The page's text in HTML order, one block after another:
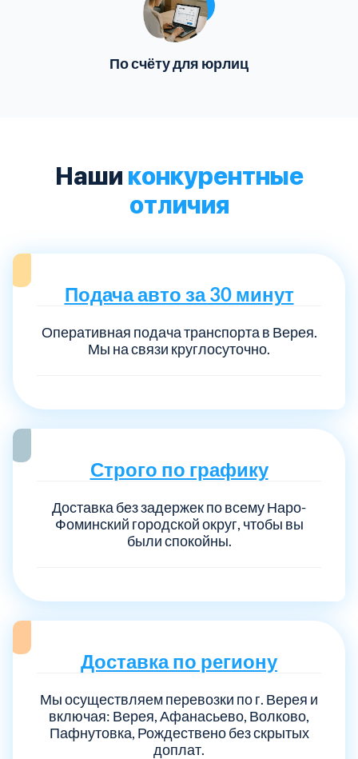
По счёту для юрлиц
Наши конкурентные
отличия
Подача авто за 30 минут
Оперативная подача транспорта в Верея.
Мы на связи круглосуточно.
Строго по графику
Доставка без задержек по всему Наро-
Фоминский городской округ, чтобы вы
были спокойны.
Доставка по региону
Мы осуществляем перевозки по г. Верея и
включая: Верея, Афанасьево, Волково,
Пафнутовка, Рождествено без скрытых
доплат.